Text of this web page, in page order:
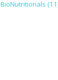
BioNutritionals